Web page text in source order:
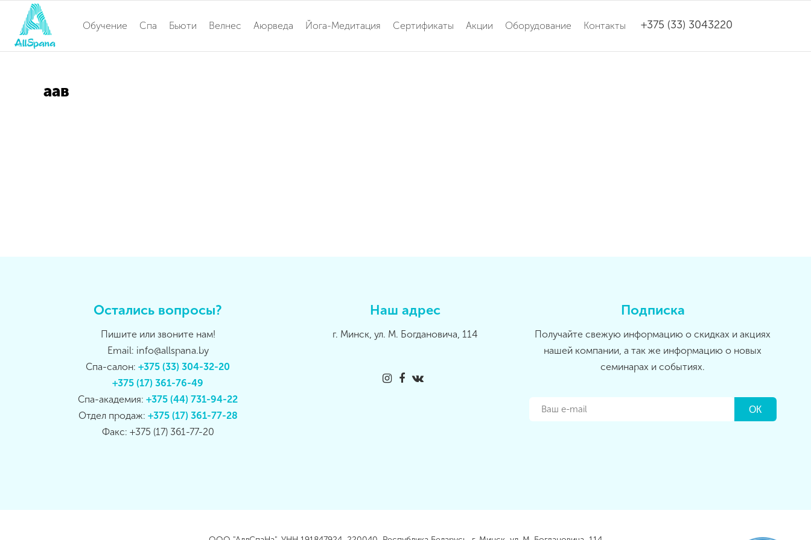
Обучение Спа Бьюти Велнес Аюрведа Йога-Медитация Сертификаты Акции Оборудование Контакты +375 (33) 3043220
аав
Остались вопросы?
Пишите или звоните нам!
Email: info@allspana.by
Спа-салон:+375 (33) 304-32-20
+375 (17) 361-76-49
Спа-академия:+375 (44) 731-94-22
Отдел продаж: +375 (17) 361-77-28
Факс: +375 (17) 361-77-20
Наш адрес
г. Минск, ул. М. Богдановича, 114
Подписка
Получайте свежую информацию о скидках и акциях
нашей компании, а так же информацию о новых
семинарах и событиях.